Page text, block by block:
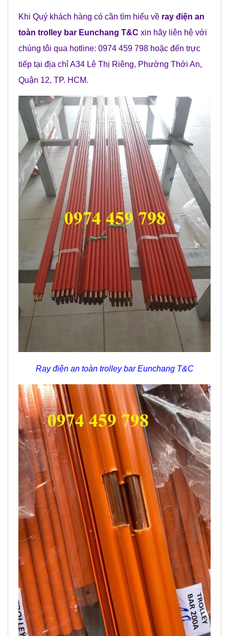
Khi Quý khách hàng có cần tìm hiểu về ray điện an
toàn trolley bar Eunchang T&C xin hãy liên hệ với
chúng tôi qua hotline: 0974 459 798 hoặc đến trực
tiếp tại địa chỉ A34 Lê Thị Riêng, Phường Thới An,
Quận 12, TP. HCM.
Ray điện an toàn trolley bar Eunchang T&C